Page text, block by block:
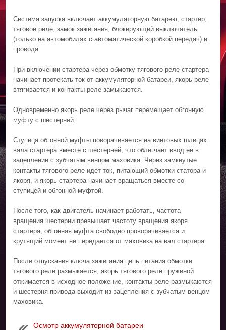
Система запуска включает аккумуляторную батарею, стартер,
тяговое реле, замок зажигания, блокирующий выключатель
(только на автомобилях с автоматической коробкой передач) и
провода.
При включении стартера через обмотку тягового реле стартера
начинает протекать ток от аккумуляторной батареи, якорь реле
втягивается и контакты реле замыкаются.
Одновременно якорь реле через рычаг перемещает обгонную
муфту с шестерней.
Ступица обгонной муфты поворачивается на винтовых шлицах
вала стартера вместе с шестерней, что облегчает ввод ее в
зацепление с зубчатым венцом маховика. Через замкнутые
контакты тягового реле идет ток, питающий обмотки статора и
якоря, и якорь стартера начинает вращаться вместе со
ступицей и обгонной муфтой.
После того, как двигатель начинает работать, частота
вращения шестерни превышает частоту вращения якоря
стартера, обгонная муфта свободно проворачивается и
крутящий момент не передается от маховика на вал стартера.
После отпускания ключа зажигания цепь питания обмотки
тягового реле размыкается, якорь тягового реле пружиной
отжимается в исходное положение, контакты реле размыкаются
и шестерня привода выходит из зацепления с зубчатым венцом
маховика.
Осмотр аккумуляторной батареи